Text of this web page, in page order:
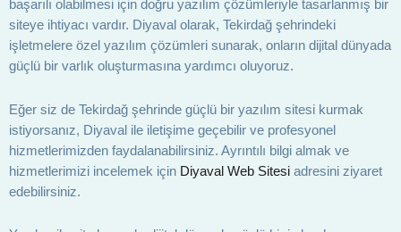
başarılı olabilmesi için doğru yazılım çözümleriyle tasarlanmış bir
siteye ihtiyacı vardır. Diyaval olarak, Tekirdağ şehrindeki
işletmelere özel yazılım çözümleri sunarak, onların dijital dünyada
güçlü bir varlık oluşturmasına yardımcı oluyoruz.
Eğer siz de Tekirdağ şehrinde güçlü bir yazılım sitesi kurmak
istiyorsanız, Diyaval ile iletişime geçebilir ve profesyonel
hizmetlerimizden faydalanabilirsiniz. Ayrıntılı bilgi almak ve
hizmetlerimizi incelemek için Diyaval Web Sitesi adresini ziyaret
edebilirsiniz.